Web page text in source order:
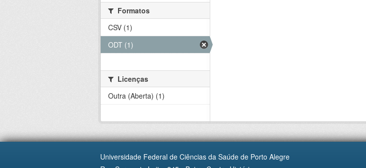
Formatos
CSV (1)
ODT (1)
Licenças
Outra (Aberta) (1)
Universidade Federal de Ciências da Saúde de Porto Alegre